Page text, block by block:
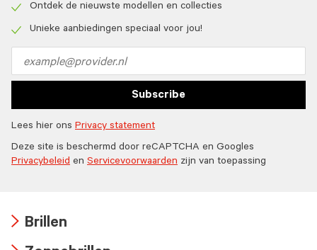
icon
icon
Ontdek de nieuwste modellen en collecties
Unieke aanbiedingen speciaal voor jou!
address
Subscribe
Lees hier ons Privacy statement
Deze site is beschermd door reCAPTCHA en Googles
Privacybeleid en Servicevoorwaarden zijn van toepassing
Brillen